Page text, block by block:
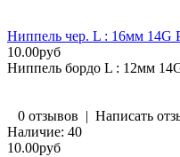
Ниппель чер. L : 16мм 14G
10.00руб
Ниппель бордо L : 12мм
0 отзывов | Написать
Наличие: 40
10.00руб